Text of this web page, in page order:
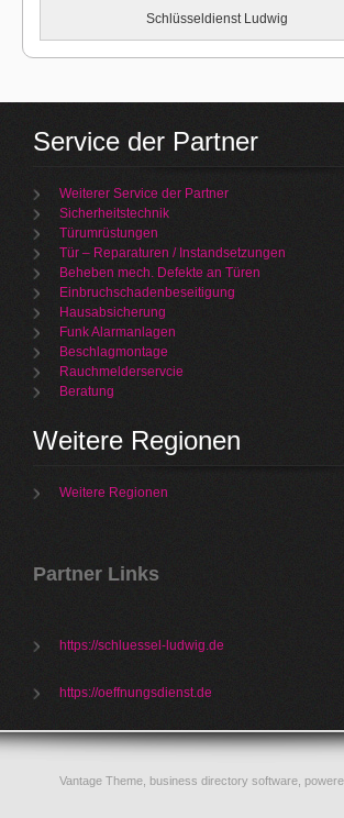
Schlüsseldienst Ludwig
Service der Partner
Weiterer Service der Partner
Sicherheitstechnik
Türumrüstungen
Tür – Reparaturen / Instandsetzungen
Beheben mech. Defekte an Türen
Einbruchschadenbeseitigung
Hausabsicherung
Funk Alarmanlagen
Beschlagmontage
Rauchmelderservcie
Beratung
Weitere Regionen
Weitere Regionen
Partner Links
https://schluessel-ludwig.de
https://oeffnungsdienst.de
Vantage Theme, business directory software,